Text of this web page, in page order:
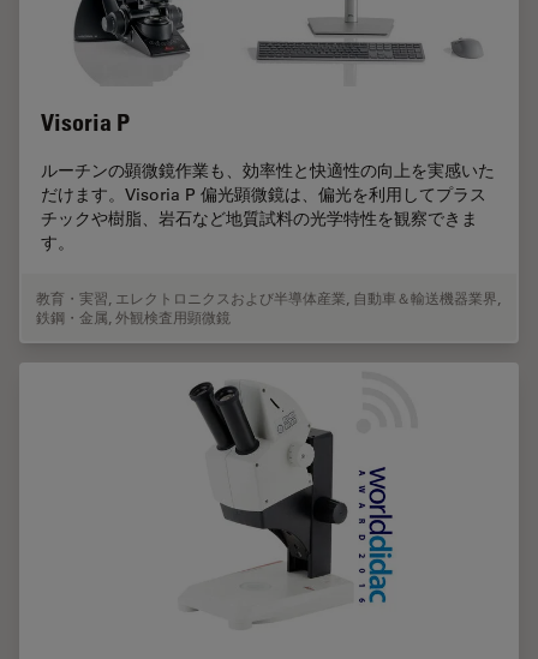
Visoria P
ルーチンの顕微鏡作業も、効率性と快適性の向上を実感いた
だけます。Visoria P 偏光顕微鏡は、偏光を利用してプラス
チックや樹脂、岩石など地質試料の光学特性を観察できま
す。
教育・実習, エレクトロニクスおよび半導体産業, 自動車＆輸送機器業界,
鉄鋼・金属,外観検査用顕微鏡